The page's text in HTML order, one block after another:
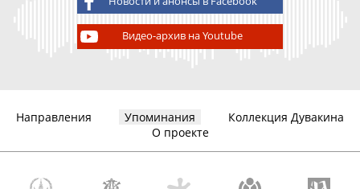
Видео-архив на Youtube
Направления Упоминания
Коллекция Дувакина
О проекте